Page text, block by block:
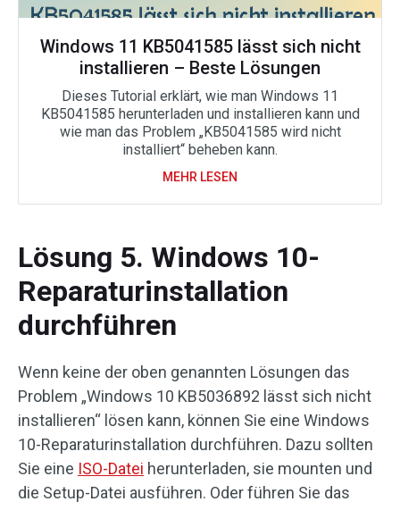
Windows 11 KB5041585 lässt sich nicht
installieren – Beste Lösungen
Dieses Tutorial erklärt, wie man Windows 11
KB5041585 herunterladen und installieren kann und
wie man das Problem „KB5041585 wird nicht
installiert“ beheben kann.
MEHR LESEN
Lösung 5. Windows 10-
Reparaturinstallation
durchführen
Wenn keine der oben genannten Lösungen das
Problem „Windows 10 KB5036892 lässt sich nicht
installieren“ lösen kann, können Sie eine Windows
10-Reparaturinstallation durchführen. Dazu sollten
Sie eine ISO-Datei herunterladen, sie mounten und
die Setup-Datei ausführen. Oder führen Sie das